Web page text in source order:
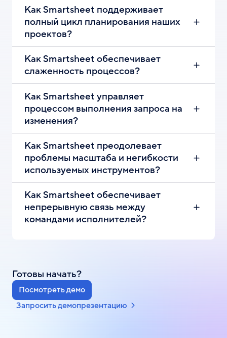
Как Smartsheet поддерживает
полный цикл планирования наших
проектов?
Как Smartsheet обеспечивает
слаженность процессов?
Как Smartsheet управляет
процессом выполнения запроса на
изменения?
Как Smartsheet преодолевает
проблемы масштаба и негибкости
используемых инструментов?
Как Smartsheet обеспечивает
непрерывную связь между
командами исполнителей?
Готовы начать?
Посмотреть демо
Запросить демопрезентацию